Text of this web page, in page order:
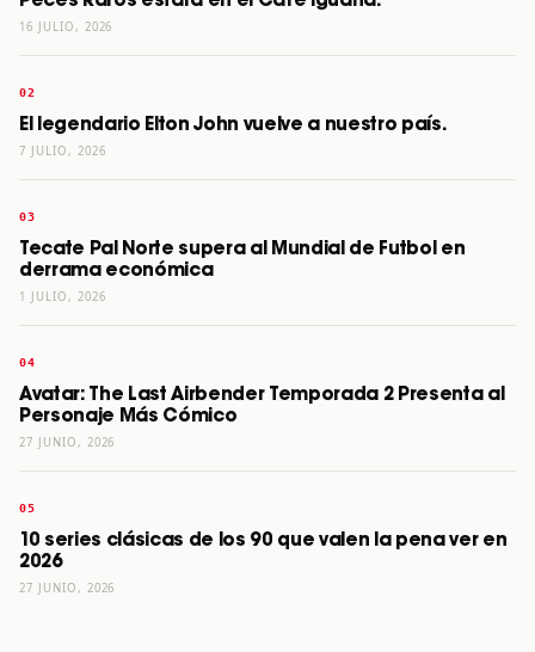
16 JULIO, 2026
El legendario Elton John vuelve a nuestro país.
7 JULIO, 2026
Tecate Pal Norte supera al Mundial de Futbol en
derrama económica
1 JULIO, 2026
Avatar: The Last Airbender Temporada 2 Presenta al
Personaje Más Cómico
27 JUNIO, 2026
10 series clásicas de los 90 que valen la pena ver en
2026
27 JUNIO, 2026